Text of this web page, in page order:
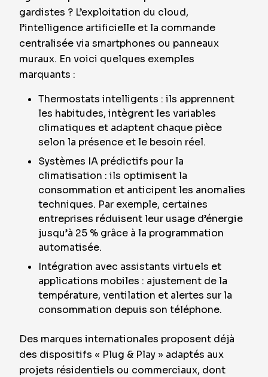
gardistes ? L’exploitation du cloud,
l’intelligence artificielle et la commande
centralisée via smartphones ou panneaux
muraux. En voici quelques exemples
marquants :
Thermostats intelligents : ils apprennent
les habitudes, intègrent les variables
climatiques et adaptent chaque pièce
selon la présence et le besoin réel.
Systèmes IA prédictifs pour la
climatisation : ils optimisent la
consommation et anticipent les anomalies
techniques. Par exemple, certaines
entreprises réduisent leur usage d’énergie
jusqu’à 25 % grâce à la programmation
automatisée.
Intégration avec assistants virtuels et
applications mobiles : ajustement de la
température, ventilation et alertes sur la
consommation depuis son téléphone.
Des marques internationales proposent déjà
des dispositifs « Plug & Play » adaptés aux
projets résidentiels ou commerciaux, dont